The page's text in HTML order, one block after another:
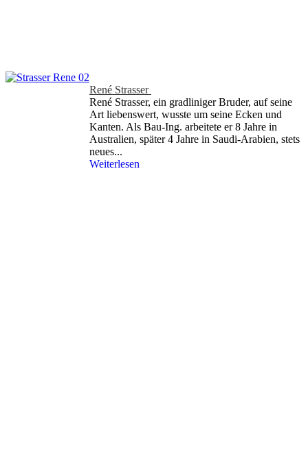
René Strasser
René Strasser, ein gradliniger Bruder, auf seine
Art liebenswert, wusste um seine Ecken und
Kanten. Als Bau-Ing. arbeitete er 8 Jahre in
Australien, später 4 Jahre in Saudi-Arabien, stets
neues...
Weiterlesen